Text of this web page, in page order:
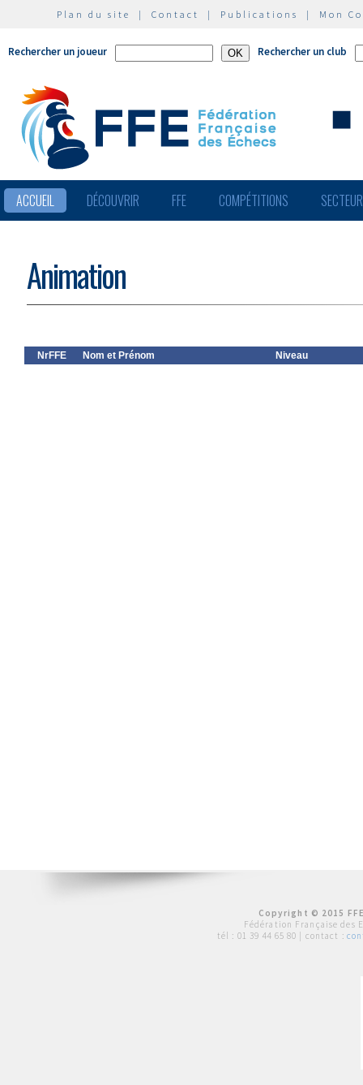
Plan du site | Contact | Publications | Mon
Rechercher un joueur Rechercher un club
ACCUEIL DÉCOUVRIR FFE COMPÉTITIONS
Animation
NrFFE Nom et Prénom Niveau
Copyright © 2015
Fédération Française des
tél : 01 39 44 65 80 | contact :